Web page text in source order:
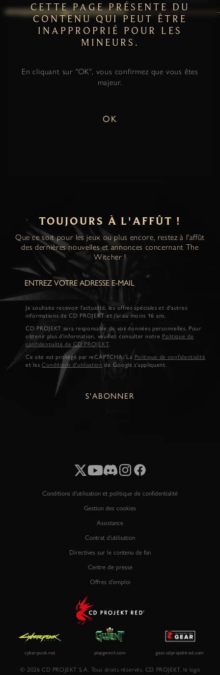
CETTE PAGE PRÉSENTE DU
CONTENU QUI PEUT ÊTRE
INAPPROPRIÉ POUR LES
MINEURS.
En cliquant sur "OK", vous confirmez que vous êtes
majeur.
OK
TOUJOURS À L'AFFÛT !
Que ce soit pour les jeux ou plus encore, restez à l'affût
des dernières nouvelles et annonces concernant The
Witcher !
Je souhaite recevoir l'actualité, les offres spéciales et d'autres
informations de CD PROJEKT et j'ai au moins 16 ans.
CD PROJEKT sera responsable de vos données personnelles. Pour
obtenir plus d'information, veuillez consulter notre Politique de
confidentialité de CD PROJEKT.
Ce site est protégé par reCAPTCHA. La Politique de confidentialité
et les Conditions d'utilisation de Google s'appliquent.
S'ABONNER
Conditions d'utilisation et politique de confidentialité
Gestion des cookies
Assistance
Contrat d'utilisation
Directives sur le contenu de fan
Centre de presse
Offres d'emploi
© 2026 CD PROJEKT S.A. Tous droits réservés. CD PROJEKT, le logo